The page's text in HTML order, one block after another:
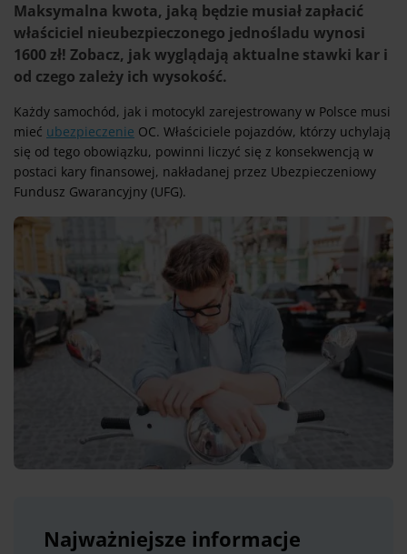
Maksymalna kwota, jaką będzie musiał zapłacić
właściciel nieubezpieczonego jednośladu wynosi
1600 zł! Zobacz, jak wyglądają aktualne stawki kar i
od czego zależy ich wysokość.
Każdy samochód, jak i motocykl zarejestrowany w Polsce musi
mieć ubezpieczenie OC. Właściciele pojazdów, którzy uchylają
się od tego obowiązku, powinni liczyć się z konsekwencją w
postaci kary finansowej, nakładanej przez Ubezpieczeniowy
Fundusz Gwarancyjny (UFG).
Najważniejsze informacje